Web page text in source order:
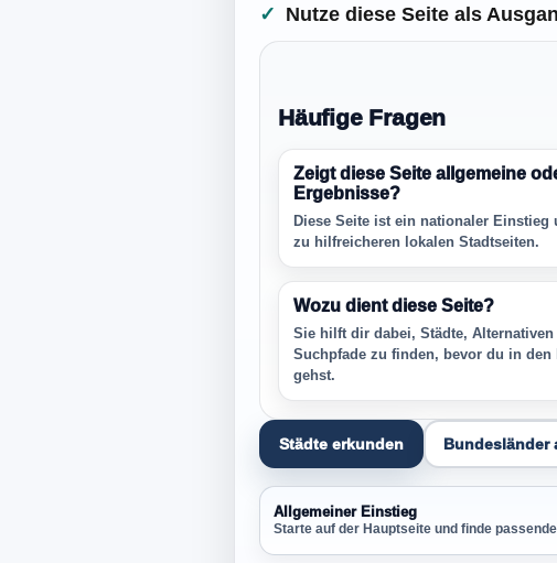
Nutze diese Seite als
Häufige Fragen
Zeigt diese Seite allgemeine
Ergebnisse?
Diese Seite ist ein nationaler
zu hilfreicheren lokalen Stadtseiten.
Wozu dient diese Seite?
Sie hilft dir dabei, Städte,
Suchpfade zu finden, bevor du in den
gehst.
Städte erkunden Bundesländer
Allgemeiner Einstieg
Starte auf der Hauptseite und finde